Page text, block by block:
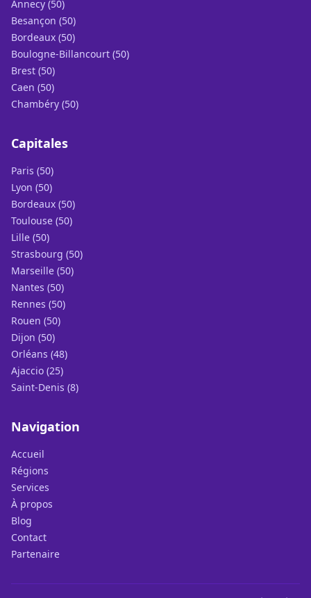
Annecy (50)
Besançon (50)
Bordeaux (50)
Boulogne-Billancourt (50)
Brest (50)
Caen (50)
Chambéry (50)
Capitales
Paris (50)
Lyon (50)
Bordeaux (50)
Toulouse (50)
Lille (50)
Strasbourg (50)
Marseille (50)
Nantes (50)
Rennes (50)
Rouen (50)
Dijon (50)
Orléans (48)
Ajaccio (25)
Saint-Denis (8)
Navigation
Accueil
Régions
Services
À propos
Blog
Contact
Partenaire